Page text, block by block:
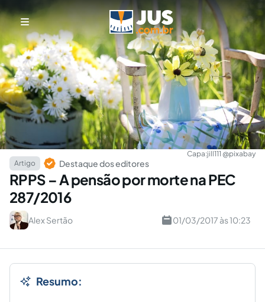
Capa:jill111 @pixabay
Artigo
Destaque dos editores
RPPS – A pensão por morte na PEC
287/2016
Alex Sertão 01/03/2017 às 10:23
Resumo: